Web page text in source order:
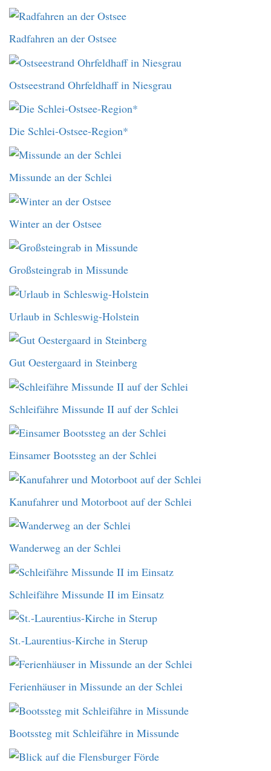
Radfahren an der Ostsee
Ostseestrand Ohrfeldhaff in Niesgrau
Die Schlei-Ostsee-Region*
Missunde an der Schlei
Winter an der Ostsee
Großsteingrab in Missunde
Urlaub in Schleswig-Holstein
Gut Oestergaard in Steinberg
Schleifähre Missunde II auf der Schlei
Einsamer Bootssteg an der Schlei
Kanufahrer und Motorboot auf der Schlei
Wanderweg an der Schlei
Schleifähre Missunde II im Einsatz
St.-Laurentius-Kirche in Sterup
Ferienhäuser in Missunde an der Schlei
Bootssteg mit Schleifähre in Missunde